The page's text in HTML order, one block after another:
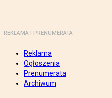
REKLAMA I PRENUMERATA
Reklama
Ogłoszenia
Prenumerata
Archiwum